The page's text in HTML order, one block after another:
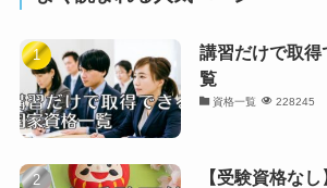
講習だけで取
覧
資格一覧 228245
【受験資格な